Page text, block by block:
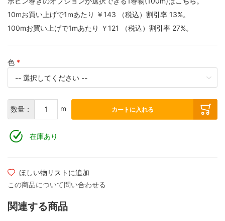
10mお買い上げで1mあたり ￥143 （税込） 割引率 13%。
100mお買い上げで1mあたり ￥121 （税込） 割引率 27%。
色
数量： m カートに入れる
在庫あり
ほしい物リストに追加
この商品について問い合わせる
関連する商品